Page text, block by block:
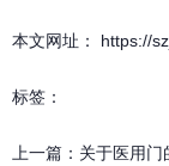
本文网址： https://
标签：
上一篇： 关于医用门